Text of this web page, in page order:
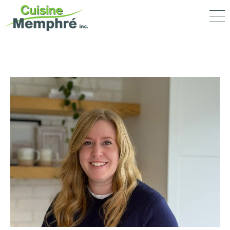
entreprise
Cuisine Memphré
770, rue Sherbrooke
Magog (Québec) J1X 2S7
Tél. : 819 868-5676
info@cuisinememphre.com